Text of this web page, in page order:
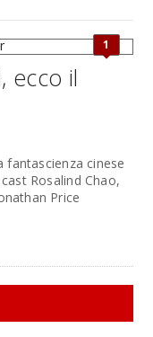
1
ecco il
cinese
Rosalind Chao,
Price